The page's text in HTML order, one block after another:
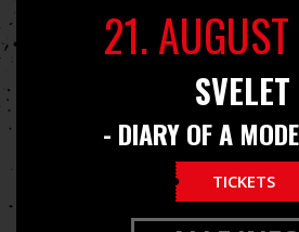
21.
SVELET
- DIARY OF A
TICKETS